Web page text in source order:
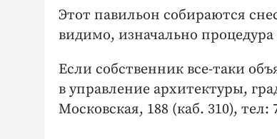
Этот павильон собираются
видимо, изначально
Если собственник все-таки
в управление архитектуры,
Московская, 188 (каб. 310), тел: